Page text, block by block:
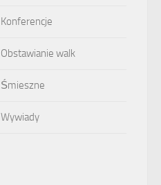
Konferencje
Obstawianie walk
Śmieszne
Wywiady